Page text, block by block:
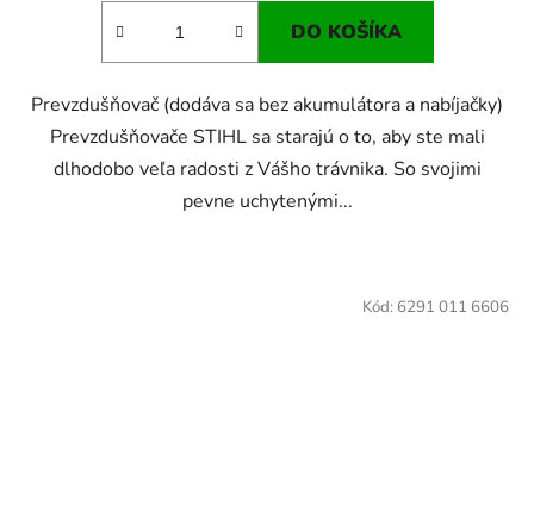
DO KOŠÍKA
Prevzdušňovač (dodáva sa bez akumulátora a nabíjačky)
Prevzdušňovače STIHL sa starajú o to, aby ste mali
dlhodobo veľa radosti z Vášho trávnika. So svojimi
pevne uchytenými...
Kód: 6291 011 6606